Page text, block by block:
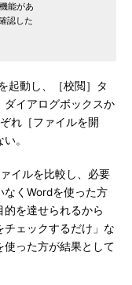
能があ
認した
起動し、［校閲］タ
ダイアログボックスか
れ［ファイルを開
。
イルを比較し、必要
なくWordを使った方
を達せられるから
チェックするだけ」な
使った方が結果として